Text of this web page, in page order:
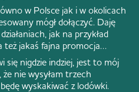
w Polsce jak i w okolicach
mógł dołączyć. Daję
jak na przykład
też jakaś fajna promocja…
się nigdzie indziej, jest to mój
nie wysyłam trzech
wyskakiwać z lodówki.